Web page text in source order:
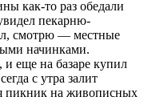
как-то раз обедали
пекарню-
смотрю — местные
начинками.
и еще на базаре купил
с утра залит
пикник на живописных